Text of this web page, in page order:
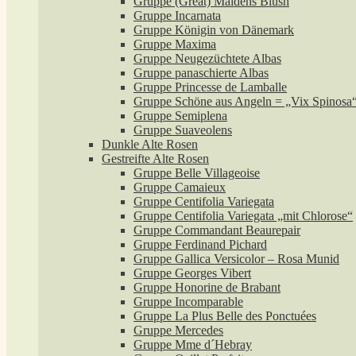
Gruppe Incarnata
Gruppe Königin von Dänemark
Gruppe Maxima
Gruppe Neugezüchtete Albas
Gruppe panaschierte Albas
Gruppe Princesse de Lamballe
Gruppe Schöne aus Angeln = „Vix
Gruppe Semiplena
Gruppe Suaveolens
Dunkle Alte Rosen
Gestreifte Alte Rosen
Gruppe Belle Villageoise
Gruppe Camaieux
Gruppe Centifolia Variegata
Gruppe Centifolia Variegata „mit Chlorose“
Gruppe Commandant Beaurepair
Gruppe Ferdinand Pichard
Gruppe Gallica Versicolor – Rosa Munid
Gruppe Georges Vibert
Gruppe Honorine de Brabant
Gruppe Incomparable
Gruppe La Plus Belle des Ponctuées
Gruppe Mercedes
Gruppe Mme d´Hebray